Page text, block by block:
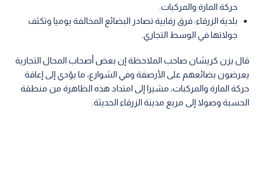
حركة المارة والمركبات.
بلدية الزرقاء: فرق رقابية تصادر البضائع المخالفة يوميا وتكثف
جولاتها في الوسط التجاري.
قال يزن كريشان صاحب الملاحظة إن بعض أصحاب المحال التجارية
يعرضون بضائعهم على الأرصفة وفي الشوارع، ما يؤدي إلى إعاقة
حركة المارة والمركبات، مشيرا إلى امتداد هذه الظاهرة من منطقة
الحسبة وصولا إلى مربع مدينة الزرقاء الحديثة.